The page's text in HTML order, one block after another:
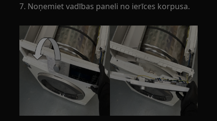
7. Noņemiet vadības paneli no ierīces korpusa.